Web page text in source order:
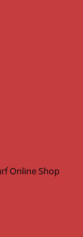
Online Shop